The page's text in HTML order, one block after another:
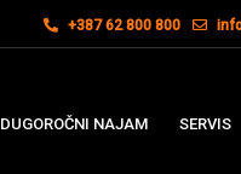
+387 62 800 800
DUGOROČNI NAJAM SERVIS